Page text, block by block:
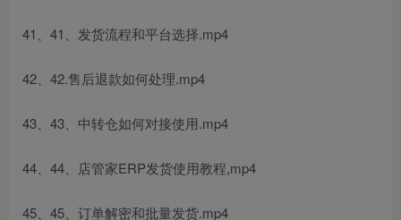
41、41、发货流程和平台选择.mp4
42、42.售后退款如何处理.mp4
43、43、中转仓如何对接使用.mp4
44、44、店管家ERP发货使用教程,mp4
45、45、订单解密和批量发货.mp4